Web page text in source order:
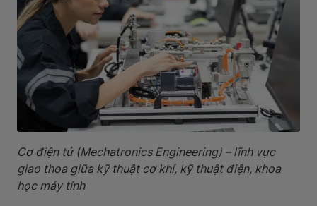
Cơ điện tử (Mechatronics Engineering) – lĩnh vực
giao thoa giữa kỹ thuật cơ khí, kỹ thuật điện, khoa
học máy tính